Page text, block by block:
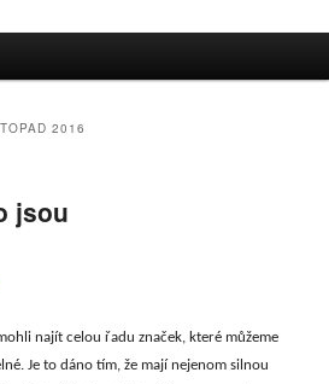
2016
jsou
najít celou řadu značek, které můžeme
Je to dáno tím, že mají nejenom silnou